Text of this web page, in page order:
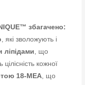
збагачено:
, які зволожують і
, що
кожної
18-МЕА , що